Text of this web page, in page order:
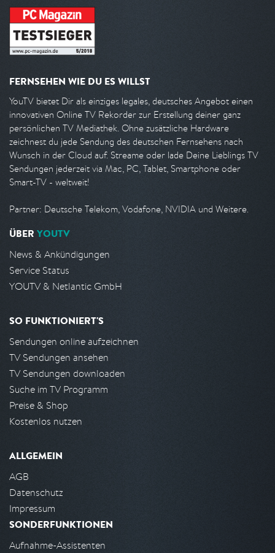
FERNSEHEN WIE DU ES WILLST
YouTV bietet Dir als einziges legales, deutsches Angebot einen
innovativen Online TV Rekorder zur Erstellung deiner ganz
persönlichen TV Mediathek. Ohne zusätzliche Hardware
zeichnest du jede Sendung des deutschen Fernsehens nach
Wunsch in der Cloud auf. Streame oder lade Deine Lieblings TV
Sendungen jederzeit via Mac, PC, Tablet, Smartphone oder
Smart-TV - weltweit!
Partner: Deutsche Telekom, Vodafone, NVIDIA und Weitere.
ÜBER YOUTV
News & Ankündigungen
Service Status
YOUTV & Netlantic GmbH
SO FUNKTIONIERT'S
Sendungen online aufzeichnen
TV Sendungen ansehen
TV Sendungen downloaden
Suche im TV Programm
Preise & Shop
Kostenlos nutzen
ALLGEMEIN
AGB
Datenschutz
Impressum
SONDERFUNKTIONEN
Aufnahme-Assistenten